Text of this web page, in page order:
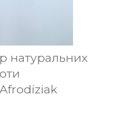
натуральних